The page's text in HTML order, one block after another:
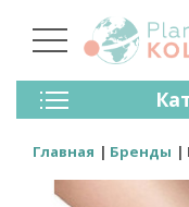
Колготки
Чулки
Лосины (леггинсы)
Носки И Гольфы
Главная Бренды